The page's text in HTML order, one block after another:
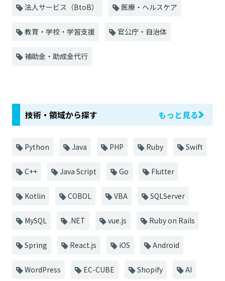
法人サービス（BtoB） 医療・ヘルスケア
教育・学校・学習支援 官公庁・自治体
補助金・助成金代行
技術・領域から探す もっと見る
Python Java PHP Ruby Swift
C++ Java Script Go Flutter
Kotlin COBOL VBA SQLServer
MySQL .NET vue.js Ruby on Rails
Spring React.js iOS Android
WordPress EC-CUBE Shopify AI